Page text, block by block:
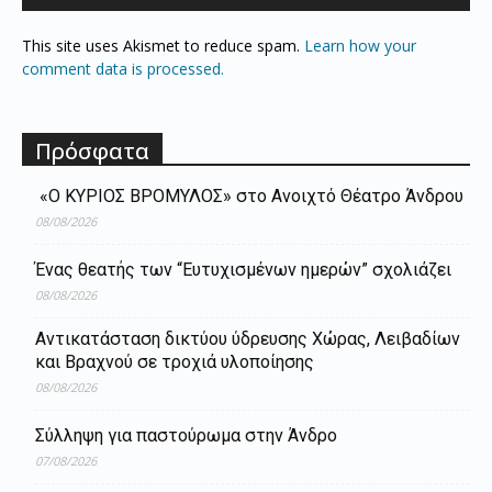
This site uses Akismet to reduce spam. Learn how your
comment data is processed.
Πρόσφατα
«Ο ΚΥΡΙΟΣ ΒΡΟΜΥΛΟΣ» στο Ανοιχτό Θέατρο Άνδρου
08/08/2026
Ένας θεατής των “Ευτυχισμένων ημερών” σχολιάζει
08/08/2026
Aντικατάσταση δικτύου ύδρευσης Χώρας, Λειβαδίων
και Βραχνού σε τροχιά υλοποίησης
08/08/2026
Σύλληψη για παστούρωμα στην Άνδρο
07/08/2026